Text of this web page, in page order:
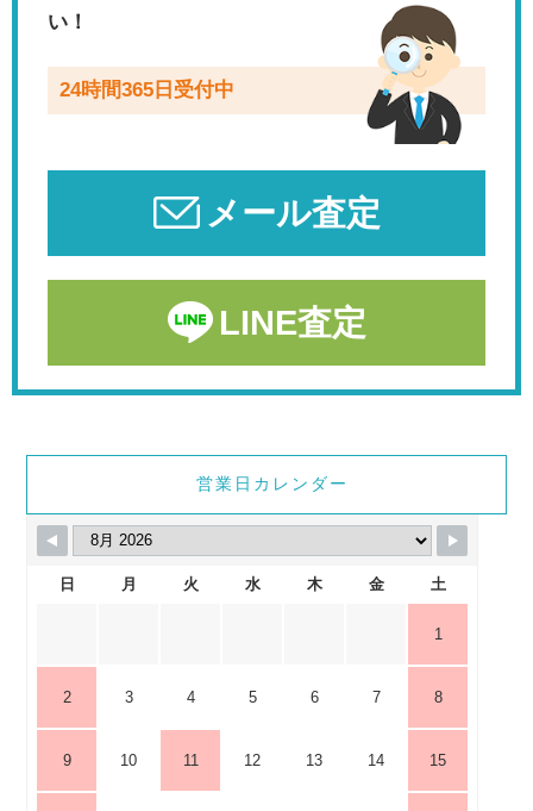
い！
24時間365日受付中
メール査定
LINE査定
営業日カレンダー
日 月 火 水 木 金 土
1
2 3 4 5 6 7 8
9 10 11 12 13 14 15